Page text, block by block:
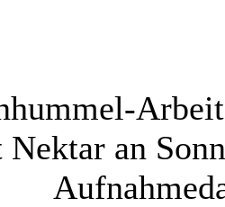
Nektar an